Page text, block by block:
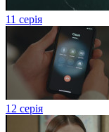
11 серія
12 серія